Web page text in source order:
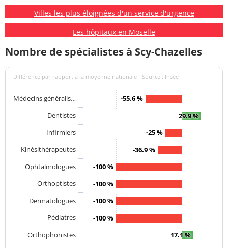
Villes les plus éloignées d'un service d'urgence
Les hôpitaux en Moselle
Nombre de spécialistes à Scy-Chazelles
Différence par rapport à la moyenne nationale - Source : Insee
-55.6 %
29.9 %
-25 %
-36.9 %
-100 %
-100 %
-100 %
-100 %
17.1 %
Médecins généralis…
Dentistes
Infirmiers
Kinésithérapeutes
Ophtalmologues
Orthoptistes
Dermatologues
Pédiatres
Orthophonistes